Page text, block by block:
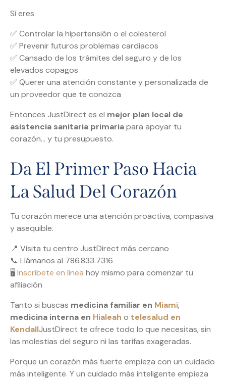
Si eres
✅ Controlar la hipertensión o el colesterol
✅ Prevenir futuros problemas cardiacos
✅ Cansado de los trámites del seguro y de los
elevados copagos
✅ Querer una atención constante y personalizada de
un proveedor que te conozca
Entonces JustDirect es el mejor plan local de
asistencia sanitaria primariapara apoyar tu
corazón… y tu presupuesto.
Da El Primer Paso Hacia
La Salud Del Corazón
Tu corazón merece una atención proactiva, compasiva
y asequible.
📍 Visita tu centro JustDirect más cercano
📞 Llámanos al 786.833.7316
🖥️ Inscríbete en línea hoy mismo para comenzar tu
afiliación
Tanto si buscas medicina familiar en Miami,
medicina interna en Hialeah o telesalud en
KendallJustDirect te ofrece todo lo que necesitas, sin
las molestias del seguro ni las tarifas exageradas.
Porque un corazón más fuerte empieza con un cuidado
más inteligente. Y un cuidado más inteligente empieza